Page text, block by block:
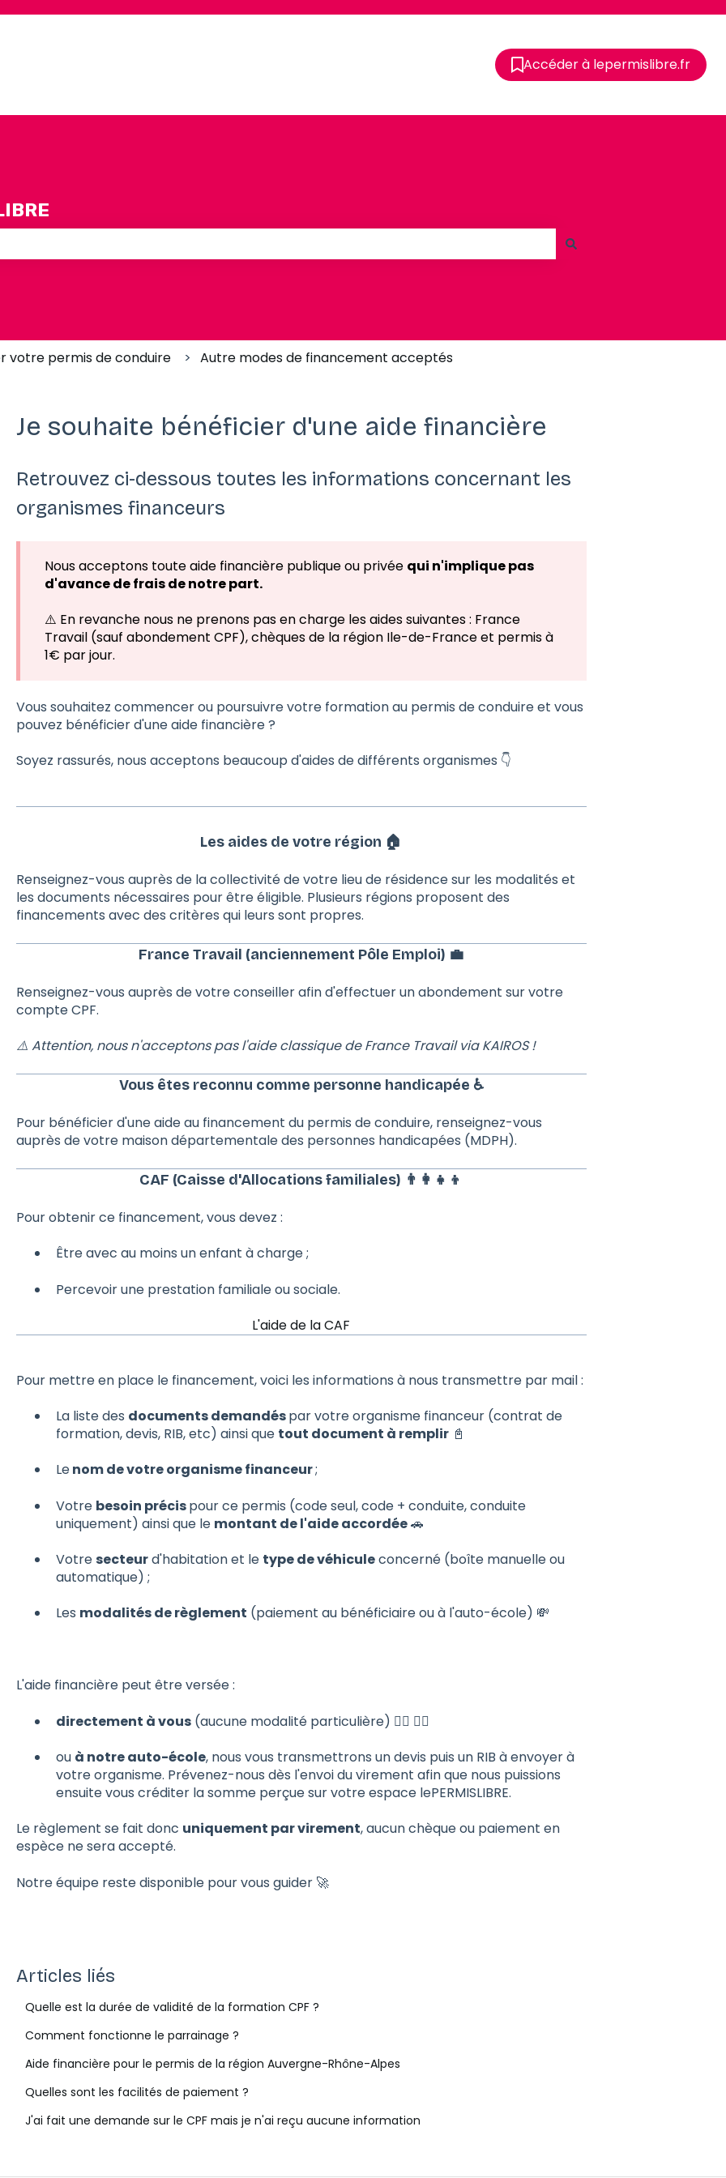
Accéder à lepermislibre.fr
votre permis de conduire Autre modes de financement acceptés
Je souhaite bénéficier d'une aide financière
Retrouvez ci-dessous toutes les informations concernant les
organismes financeurs
Nous acceptons toute aide financière publique ou privée qui n'implique pas
d'avance de frais de notre part.
⚠️ En revanche nous ne prenons pas en charge les aides suivantes : France
Travail (sauf abondement CPF), chèques de la région Ile-de-France et permis à
1€ par jour.
Vous souhaitez commencer ou poursuivre votre formation au permis de conduire et vous
pouvez bénéficier d'une aide financière ?
Soyez rassurés, nous acceptons beaucoup d'aides de différents organismes 👇
Les aides de votre région 🏠
Renseignez-vous auprès de la collectivité de votre lieu de résidence sur les modalités et
les documents nécessaires pour être éligible. Plusieurs régions proposent des
financements avec des critères qui leurs sont propres.
France Travail (anciennement Pôle Emploi) 💼
Renseignez-vous auprès de votre conseiller afin d'effectuer un abondement sur votre
compte CPF.
⚠️ Attention, nous n'acceptons pas l'aide classique de France Travail via KAIROS !
Vous êtes reconnu comme personne handicapée ♿️
Pour bénéficier d'une aide au financement du permis de conduire, renseignez-vous
auprès de votre maison départementale des personnes handicapées (MDPH).
CAF (Caisse d'Allocations familiales) 👨‍👩‍👧‍👦
Pour obtenir ce financement, vous devez :
Être avec au moins un enfant à charge ;
Percevoir une prestation familiale ou sociale.
L'aide de la CAF
Pour mettre en place le financement, voici les informations à nous transmettre par mail :
La liste des documents demandéspar votre organisme financeur (contrat de
formation, devis, RIB, etc) ainsi que tout document à remplir📓
Lenom de votre organisme financeur;
Votre besoin précispour ce permis (code seul, code + conduite, conduite
uniquement) ainsi que le montant de l'aide accordée🚗
Votresecteurd'habitation et le type de véhiculeconcerné (boîte manuelle ou
automatique) ;
Les modalités de règlement (paiement au bénéficiaire ou à l'auto-école) 💸
L'aide financière peut être versée :
directement à vous(aucune modalité particulière) 🙋‍♀️ 🙋‍♂️
ou à notre auto-école, nous vous transmettrons un devis puis un RIB à envoyer à
votre organisme. Prévenez-nous dès l'envoi du virement afin que nous puissions
ensuite vous créditer la somme perçue sur votre espace lePERMISLIBRE.
Le règlement se fait donc uniquement par virement, aucun chèque ou paiement en
espèce ne sera accepté.
Notre équipe reste disponible pour vous guider 🚀
Articles liés
Quelle est la durée de validité de la formation CPF ?
Comment fonctionne le parrainage ?
Aide financière pour le permis de la région Auvergne-Rhône-Alpes
Quelles sont les facilités de paiement ?
J'ai fait une demande sur le CPF mais je n'ai reçu aucune information